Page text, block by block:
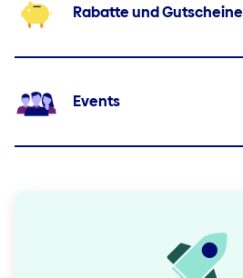
Rabatte und Gutscheine
Events